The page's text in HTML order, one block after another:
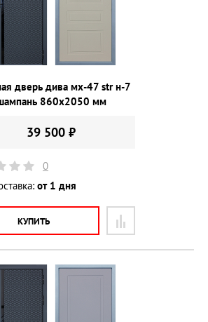
дверь дива мх-47 str н-7
860х2050 мм
39 500 ₽
0
от 1 дня
КУПИТЬ